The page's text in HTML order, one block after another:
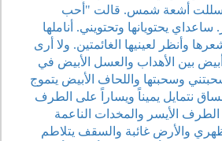
أشعة شمس. قالت "أحب
ساعداي يحتويانها وتحتويني. أناملها
وأنظر لعينيها الغائمتين. ولا أرى
بين الأهداب والعسل الأبيض في
وسحبتها واللحاف الأبيض يتموج
نتمايل يميناً ويساراً على الطرف
الطرف الأيسر والمخدات الناعمة
والأرض غائبة والسقف يتلاطم